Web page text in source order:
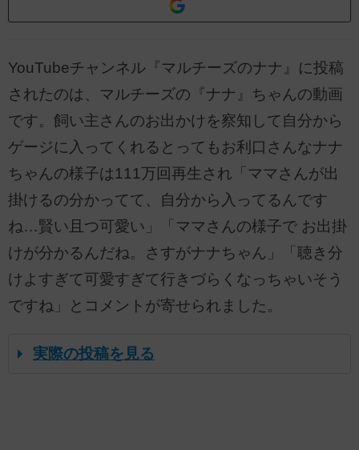
YouTubeチャンネル『マルチーズのナナ』に投稿
されたのは、マルチーズの『ナナ』ちゃんの動画
です。飼い主さんのお出かけを察知して自分から
ゲージに入ってくれるとってもお利口さんなナナ
ちゃんの様子は111万回再生され「ママさんが出
掛けるの分かってて、自分から入ってるんです
ね…賢い且つ可愛い」「ママさんの様子で お出掛
けが分かるんだね。さすがナナちゃん」「聴き分
けよすぎて可愛すぎて行きづらくなっちゃいそう
ですね」とコメントが寄せられました。
実際の投稿を見る